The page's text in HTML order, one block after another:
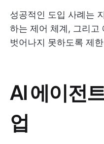
성공적인 도입 사례는
하는 제어 체계, 그리고
벗어나지 못하도록 제
AI 에이전
업